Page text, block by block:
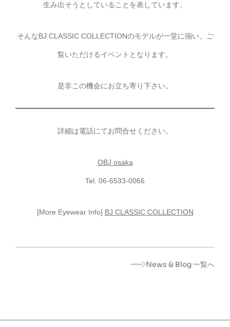
生み出そうとしていることを表しています。
そんなBJ CLASSIC COLLECTIONのモデルが一堂に揃い、ご
覧いただけるイベントとなります。
是非この機会にお立ち寄り下さい。
詳細は電話にてお問合せください。
OBJ osaka
Tel. 06-6533-0066
[More Eyewear Info] BJ CLASSIC COLLECTION
News & Blog 一覧へ